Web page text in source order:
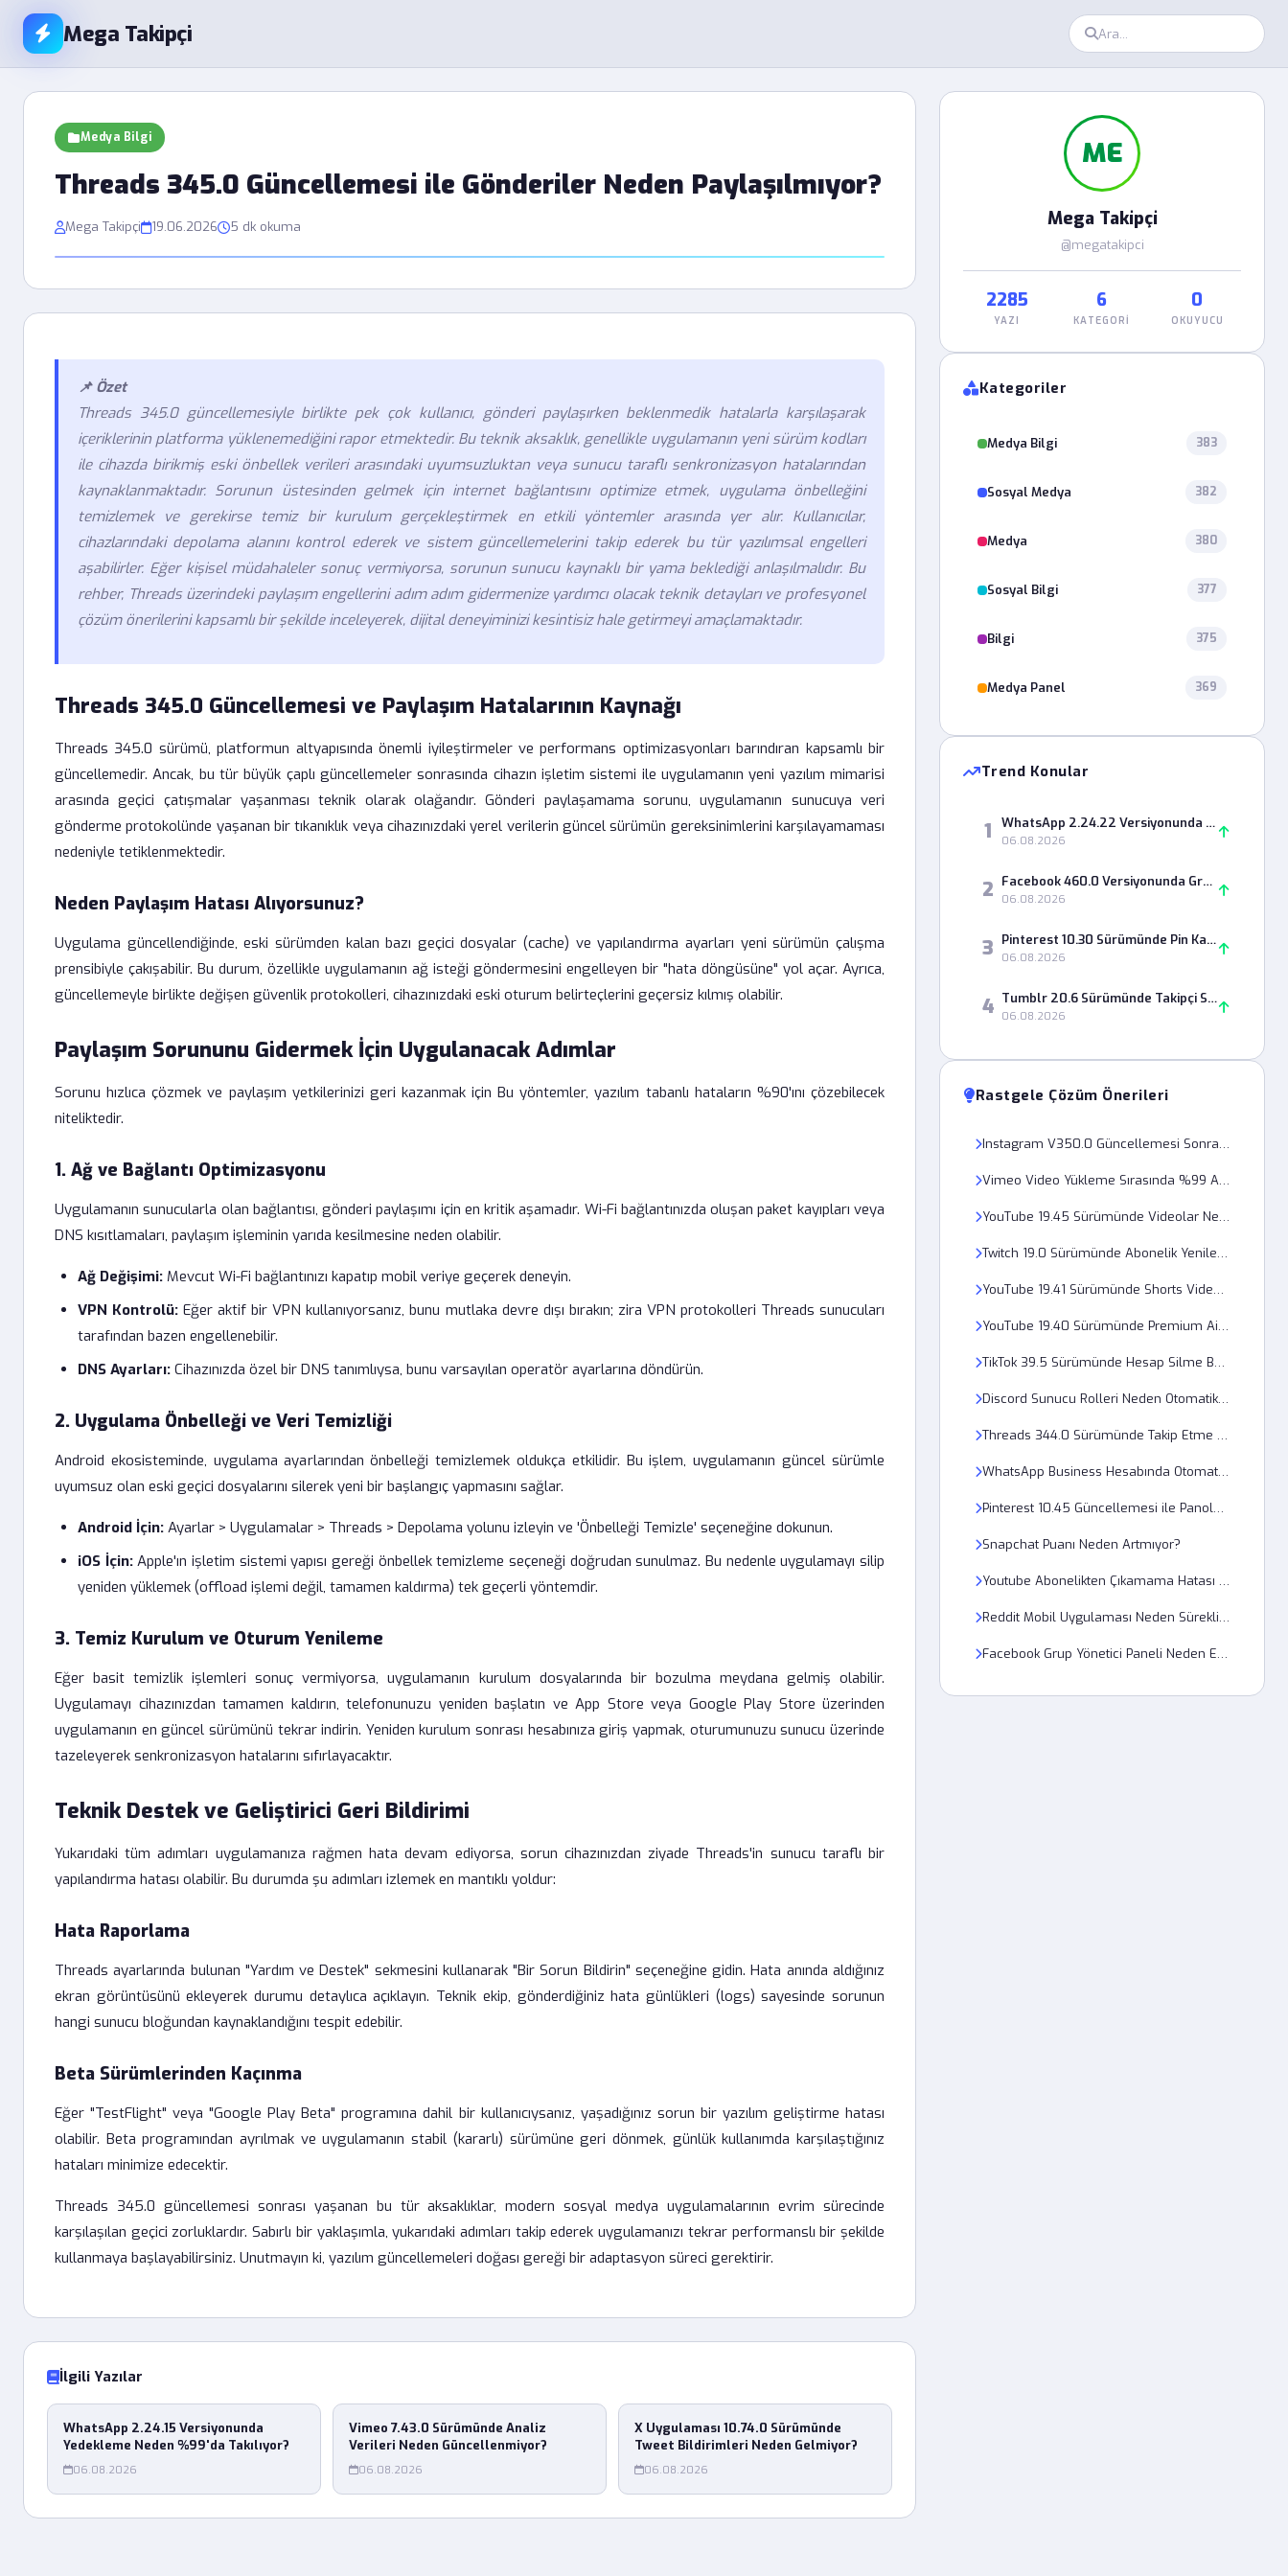
Mega Takipçi
Medya Bilgi
Threads 345.0 Güncellemesi ile Gönderiler Neden Paylaşılmıyor?
Mega Takipçi 19.06.2026 5 dk okuma
📌 Özet
Threads 345.0 güncellemesiyle birlikte pek çok kullanıcı, gönderi paylaşırken beklenmedik hatalarla karşılaşarak
içeriklerinin platforma yüklenemediğini rapor etmektedir. Bu teknik aksaklık, genellikle uygulamanın yeni sürüm kodları
ile cihazda birikmiş eski önbellek verileri arasındaki uyumsuzluktan veya sunucu taraflı senkronizasyon hatalarından
kaynaklanmaktadır. Sorunun üstesinden gelmek için internet bağlantısını optimize etmek, uygulama önbelleğini
temizlemek ve gerekirse temiz bir kurulum gerçekleştirmek en etkili yöntemler arasında yer alır. Kullanıcılar,
cihazlarındaki depolama alanını kontrol ederek ve sistem güncellemelerini takip ederek bu tür yazılımsal engelleri
aşabilirler. Eğer kişisel müdahaleler sonuç vermiyorsa, sorunun sunucu kaynaklı bir yama beklediği anlaşılmalıdır. Bu
rehber, Threads üzerindeki paylaşım engellerini adım adım gidermenize yardımcı olacak teknik detayları ve profesyonel
çözüm önerilerini kapsamlı bir şekilde inceleyerek, dijital deneyiminizi kesintisiz hale getirmeyi amaçlamaktadır.
Threads 345.0 Güncellemesi ve Paylaşım Hatalarının Kaynağı
Threads 345.0 sürümü, platformun altyapısında önemli iyileştirmeler ve performans optimizasyonları barındıran kapsamlı bir
güncellemedir. Ancak, bu tür büyük çaplı güncellemeler sonrasında cihazın işletim sistemi ile uygulamanın yeni yazılım mimarisi
arasında geçici çatışmalar yaşanması teknik olarak olağandır. Gönderi paylaşamama sorunu, uygulamanın sunucuya veri
gönderme protokolünde yaşanan bir tıkanıklık veya cihazınızdaki yerel verilerin güncel sürümün gereksinimlerini karşılayamaması
nedeniyle tetiklenmektedir.
Neden Paylaşım Hatası Alıyorsunuz?
Uygulama güncellendiğinde, eski sürümden kalan bazı geçici dosyalar (cache) ve yapılandırma ayarları yeni sürümün çalışma
prensibiyle çakışabilir. Bu durum, özellikle uygulamanın ağ isteği göndermesini engelleyen bir "hata döngüsüne" yol açar. Ayrıca,
güncellemeyle birlikte değişen güvenlik protokolleri, cihazınızdaki eski oturum belirteçlerini geçersiz kılmış olabilir.
Paylaşım Sorununu Gidermek İçin Uygulanacak Adımlar
Sorunu hızlıca çözmek ve paylaşım yetkilerinizi geri kazanmak için Bu yöntemler, yazılım tabanlı hataların %90'ını çözebilecek
niteliktedir.
1. Ağ ve Bağlantı Optimizasyonu
Uygulamanın sunucularla olan bağlantısı, gönderi paylaşımı için en kritik aşamadır. Wi-Fi bağlantınızda oluşan paket kayıpları veya
DNS kısıtlamaları, paylaşım işleminin yarıda kesilmesine neden olabilir.
Ağ Değişimi: Mevcut Wi-Fi bağlantınızı kapatıp mobil veriye geçerek deneyin.
VPN Kontrolü: Eğer aktif bir VPN kullanıyorsanız, bunu mutlaka devre dışı bırakın; zira VPN protokolleri Threads sunucuları
tarafından bazen engellenebilir.
DNS Ayarları: Cihazınızda özel bir DNS tanımlıysa, bunu varsayılan operatör ayarlarına döndürün.
2. Uygulama Önbelleği ve Veri Temizliği
Android ekosisteminde, uygulama ayarlarından önbelleği temizlemek oldukça etkilidir. Bu işlem, uygulamanın güncel sürümle
uyumsuz olan eski geçici dosyalarını silerek yeni bir başlangıç yapmasını sağlar.
Android İçin: Ayarlar > Uygulamalar > Threads > Depolama yolunu izleyin ve 'Önbelleği Temizle' seçeneğine dokunun.
iOS İçin:Apple'ın işletim sistemi yapısı gereği önbellek temizleme seçeneği doğrudan sunulmaz. Bu nedenle uygulamayı silip
yeniden yüklemek (offload işlemi değil, tamamen kaldırma) tek geçerli yöntemdir.
3. Temiz Kurulum ve Oturum Yenileme
Eğer basit temizlik işlemleri sonuç vermiyorsa, uygulamanın kurulum dosyalarında bir bozulma meydana gelmiş olabilir.
Uygulamayı cihazınızdan tamamen kaldırın, telefonunuzu yeniden başlatın ve App Store veya Google Play Store üzerinden
uygulamanın en güncel sürümünü tekrar indirin. Yeniden kurulum sonrası hesabınıza giriş yapmak, oturumunuzu sunucu üzerinde
tazeleyerek senkronizasyon hatalarını sıfırlayacaktır.
Teknik Destek ve Geliştirici Geri Bildirimi
Yukarıdaki tüm adımları uygulamanıza rağmen hata devam ediyorsa, sorun cihazınızdan ziyade Threads'in sunucu taraflı bir
yapılandırma hatası olabilir. Bu durumda şu adımları izlemek en mantıklı yoldur:
Hata Raporlama
Threads ayarlarında bulunan "Yardım ve Destek" sekmesini kullanarak "Bir Sorun Bildirin" seçeneğine gidin. Hata anında aldığınız
ekran görüntüsünü ekleyerek durumu detaylıca açıklayın. Teknik ekip, gönderdiğiniz hata günlükleri (logs) sayesinde sorunun
hangi sunucu bloğundan kaynaklandığını tespit edebilir.
Beta Sürümlerinden Kaçınma
Eğer "TestFlight" veya "Google Play Beta" programına dahil bir kullanıcıysanız, yaşadığınız sorun bir yazılım geliştirme hatası
olabilir. Beta programından ayrılmak ve uygulamanın stabil (kararlı) sürümüne geri dönmek, günlük kullanımda karşılaştığınız
hataları minimize edecektir.
Threads 345.0 güncellemesi sonrası yaşanan bu tür aksaklıklar, modern sosyal medya uygulamalarının evrim sürecinde
karşılaşılan geçici zorluklardır. Sabırlı bir yaklaşımla, yukarıdaki adımları takip ederek uygulamanızı tekrar performanslı bir şekilde
kullanmaya başlayabilirsiniz. Unutmayın ki, yazılım güncellemeleri doğası gereği bir adaptasyon süreci gerektirir.
İlgili Yazılar
WhatsApp 2.24.15 Versiyonunda
Yedekleme Neden %99'da Takılıyor?
06.08.2026
Vimeo 7.43.0 Sürümünde Analiz
Verileri Neden Güncellenmiyor?
06.08.2026
X Uygulaması 10.74.0 Sürümünde
Tweet Bildirimleri Neden Gelmiyor?
06.08.2026
ME
Mega Takipçi
@megatakipci
2285
YAZI
6
KATEGORI
0
OKUYUCU
Kategoriler
Medya Bilgi 383
Sosyal Medya 382
Medya 380
Sosyal Bilgi 377
Bilgi 375
Medya Panel 369
Trend Konular
1 WhatsApp 2.24.22 Versiyonunda Durum Paylaşımı Neden Hata Veriyor?
06.08.2026
2 Facebook 460.0 Versiyonunda Grup Paylaşımları Neden Görünmüyor?
06.08.2026
3 Pinterest 10.30 Sürümünde Pin Kaydetme Hatası Nasıl Çözülür?
06.08.2026
4 Tumblr 20.6 Sürümünde Takipçi Sayısı Neden Yanlış Görünüyor?
06.08.2026
Rastgele Çözüm Önerileri
Instagram V350.0 Güncellemesi Sonrası Reels Videoları Neden Donuyor?
Vimeo Video Yükleme Sırasında %99 Aşamasında Neden Donuyor?
YouTube 19.45 Sürümünde Videolar Neden 480p Üzerine Çıkmıyor?
Twitch 19.0 Sürümünde Abonelik Yenileme Hatası Nasıl Giderilir?
YouTube 19.41 Sürümünde Shorts Videoları Neden Döngüye Girmiyor?
YouTube 19.40 Sürümünde Premium Aile Planı Neden Doğrulanmıyor?
TikTok 39.5 Sürümünde Hesap Silme Butonu Neden Pasif?
Discord Sunucu Rolleri Neden Otomatik Olarak Değişmiyor?
Threads 344.0 Sürümünde Takip Etme Butonu Neden Aktifleşmiyor?
WhatsApp Business Hesabında Otomatik Cevaplama Nasıl Yapılır?
Pinterest 10.45 Güncellemesi ile Panolarım Neden Görünmez Oldu?
Snapchat Puanı Neden Artmıyor?
Youtube Abonelikten Çıkamama Hatası Nasıl Düzeltilir?
Reddit Mobil Uygulaması Neden Sürekli Reklam Gösteriyor?
Facebook Grup Yönetici Paneli Neden Erişim Reddi Veriyor?